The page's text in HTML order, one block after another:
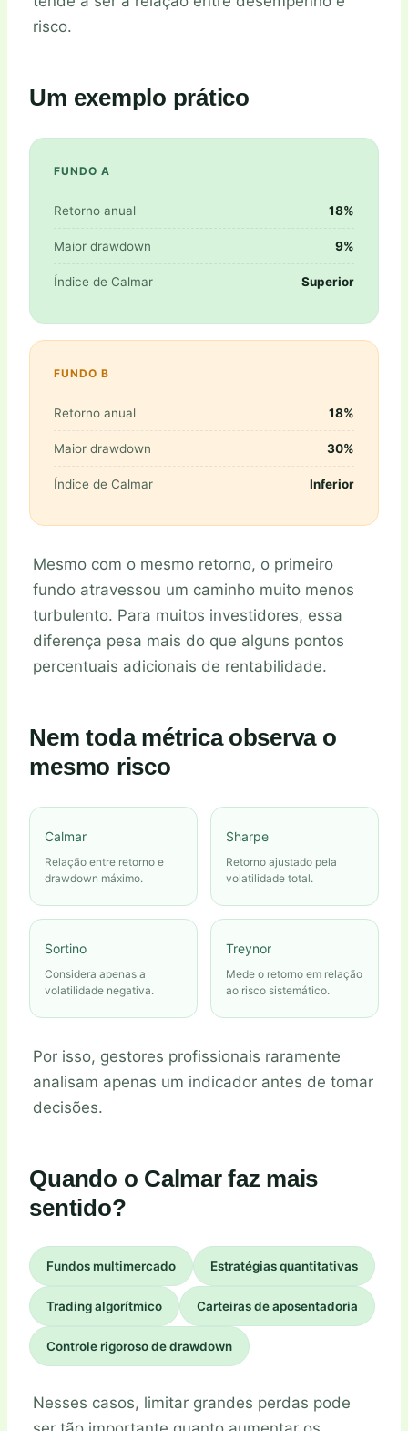
risco.
Um exemplo prático
FUNDO A
Retorno anual 18%
Maior drawdown 9%
Índice de Calmar Superior
FUNDO B
Retorno anual 18%
Maior drawdown 30%
Índice de Calmar Inferior
Mesmo com o mesmo retorno, o primeiro
fundo atravessou um caminho muito menos
turbulento. Para muitos investidores, essa
diferença pesa mais do que alguns pontos
percentuais adicionais de rentabilidade.
Nem toda métrica observa o
mesmo risco
Calmar
Relação entre retorno e
drawdown máximo.
Sharpe
Retorno ajustado pela
volatilidade total.
Sortino
Considera apenas a
volatilidade negativa.
Treynor
Mede o retorno em relação
ao risco sistemático.
Por isso, gestores profissionais raramente
analisam apenas um indicador antes de tomar
decisões.
Quando o Calmar faz mais
sentido?
Fundos multimercado Estratégias quantitativas
Trading algorítmico Carteiras de aposentadoria
Controle rigoroso de drawdown
Nesses casos, limitar grandes perdas pode